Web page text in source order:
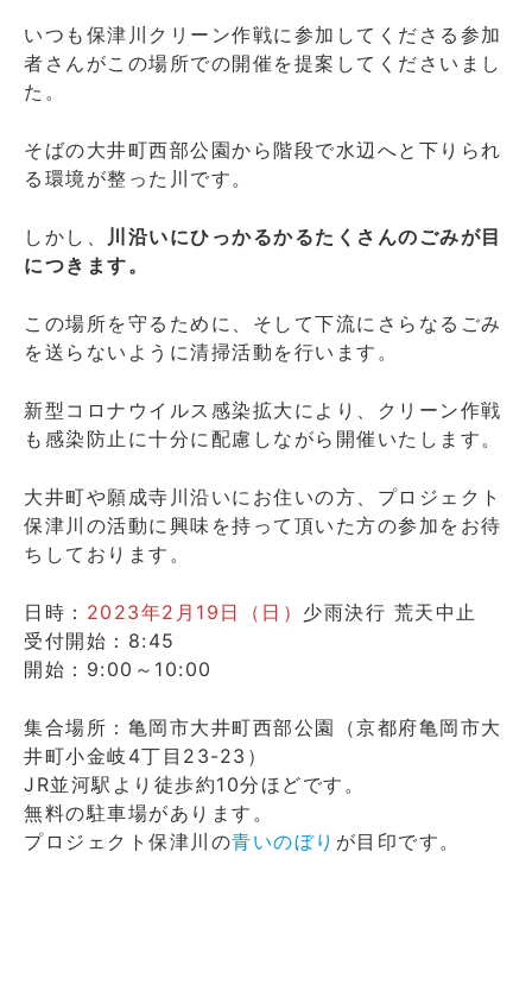
いつも保津川クリーン作戦に参加してくださる参加
者さんがこの場所での開催を提案してくださいまし
た。
そばの大井町西部公園から階段で水辺へと下りられ
る環境が整った川です。
しかし、
川沿いにひっかるかるたくさんのごみが目
につきます。
この場所を守るために、そして下流にさらなるごみ
を送らないように清掃活動を行います。
新型コロナウイルス感染拡大により、クリーン作戦
も感染防止に十分に配慮しながら開催いたします。
大井町や願成寺川沿いにお住いの方、プロジェクト
保津川の活動に興味を持って頂いた方の参加をお待
ちしております。
日時： 2023年2月19日（日） 少雨決行 荒天中止
受付開始：8:45
開始：9:00～10:00
集合場所：亀岡市大井町西部公園（京都府亀岡市大
井町小金岐4丁目23-23）
JR並河駅より徒歩約10分ほどです。
無料の駐車場があります。
プロジェクト保津川の青いのぼり が目印です。